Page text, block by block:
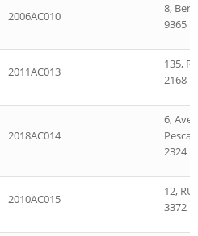
2006AC010
8,
9365
2011AC013
135,
2168
2018AC014
6,
2324
2010AC015
12,
3372